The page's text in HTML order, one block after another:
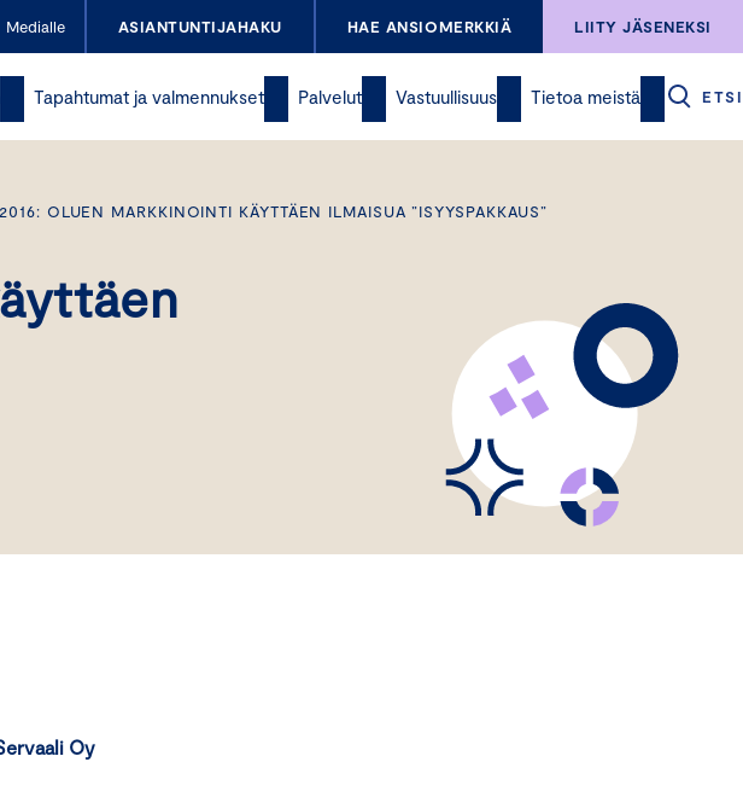
Medialle ASIANTUNTIJAHAKU HAE ANSIOMERKKIÄ LIITY JÄSENEKSI
Tapahtumat ja valmennukset Palvelut Vastuullisuus Tietoa meistä ETSI
OLUEN MARKKINOINTI KÄYTTÄEN ILMAISUA ”ISYYSPAKKAUS”
Oy